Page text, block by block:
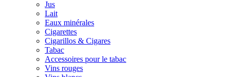
Jus
Lait
Eaux minérales
Cigarettes
Cigarillos & Cigares
Tabac
Accessoires pour le tabac
Vins rouges